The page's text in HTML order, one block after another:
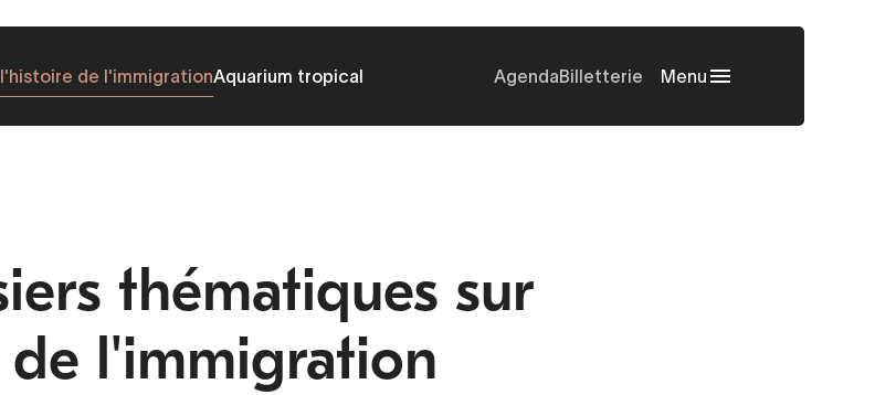
de l'immigrationAquarium tropical AgendaBilletterie Menu
thématiques sur
l'immigration